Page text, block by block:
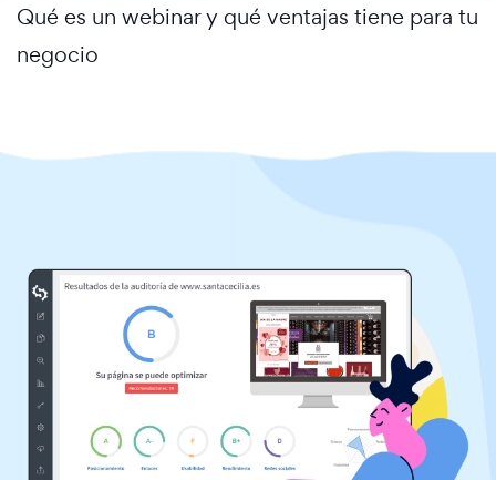
Qué es un webinar y qué ventajas tiene para tu
negocio